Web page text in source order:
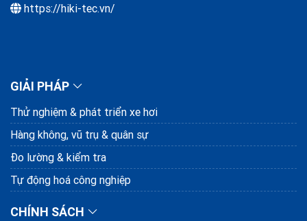
https://hiki-tec.vn/
GIẢI PHÁP
Thử nghiệm & phát triển xe hơi
Hàng không, vũ trụ & quân sự
Đo lường & kiểm tra
Tự động hoá công nghiệp
CHÍNH SÁCH